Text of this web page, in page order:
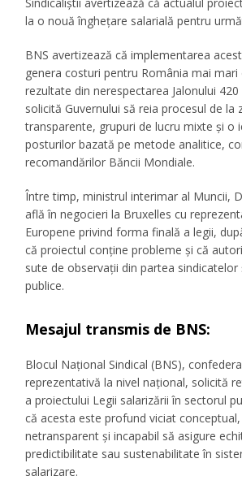
Sindicaliștii avertizează că actualul
la o nouă înghețare salarială pentru
BNS avertizează că implementarea
genera costuri pentru România mai mari
rezultate din nerespectarea Jalonului 420
solicită Guvernului să reia procesul de la
transparente, grupuri de lucru mixte și o
posturilor bazată pe metode analitice,
recomandărilor Băncii Mondiale.
Între timp, ministrul interimar al Muncii,
află în negocieri la Bruxelles cu
Europene privind forma finală a legii,
că proiectul conține probleme și că
sute de observații din partea
publice.
Mesajul transmis de BNS:
Blocul Național Sindical (BNS),
reprezentativă la nivel național, solicită
a proiectului Legii salarizării în sectorul
că acesta este profund viciat
netransparent și incapabil să asigure
predictibilitate sau sustenabilitate în
salarizare.